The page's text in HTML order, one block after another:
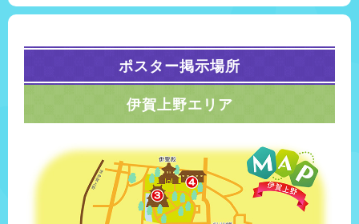
ポスター掲示場所
伊賀上野エリア